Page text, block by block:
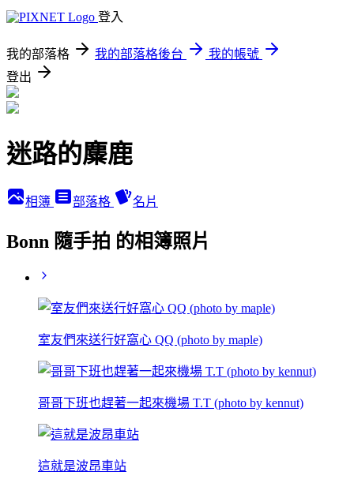
登入
我的部落格 我的部落格後台
我的帳號
登出
迷路的麋鹿
相簿 部落格 名片
Bonn 隨手拍 的相簿照片
室友們來送行好窩心 QQ (photo by maple)
哥哥下班也趕著一起來機場 T.T (photo by kennut)
這就是波昂車站